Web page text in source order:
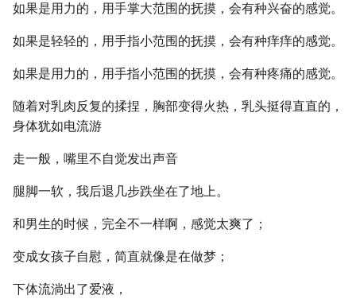
如果是用力的，用手掌大范围的抚摸，会有种兴奋的感觉。
如果是轻轻的，用手指小范围的抚摸，会有种痒痒的感觉。
如果是用力的，用手指小范围的抚摸，会有种疼痛的感觉。
随着对乳肉反复的揉捏，胸部变得火热，乳头挺得直直的，
身体犹如电流游
走一般，嘴里不自觉发出声音
腿脚一软，我后退几步跌坐在了地上。
和男生的时候，完全不一样啊，感觉太爽了；
变成女孩子自慰，简直就像是在做梦；
下体流淌出了爱液，